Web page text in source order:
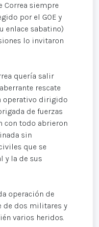
Correa siempre
por el GOE y
enlace sabatino)
lo invitaron
quería salir
rescate
operativo dirigido
de fuerzas
con todo abrieron
sin
que se
y la de sus
operación de
de dos militares y
varios heridos.